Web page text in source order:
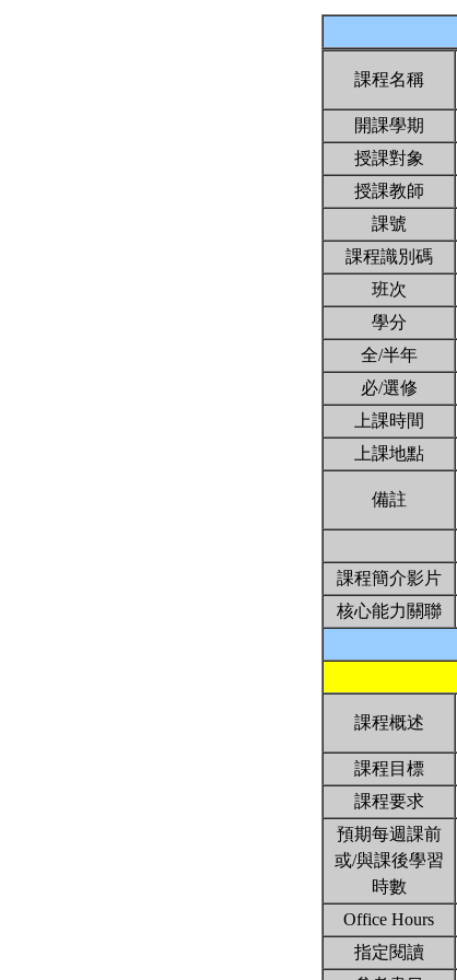
課程名稱
開課學期
授課對象
授課教師
課號
課程識別碼
班次
學分
全/半年
必/選修
上課時間
上課地點
備註
課程簡介影片
核心能力關聯
課程概述
課程目標
課程要求
預期每週課前
或/與課後學習
時數
Office Hours
指定閱讀